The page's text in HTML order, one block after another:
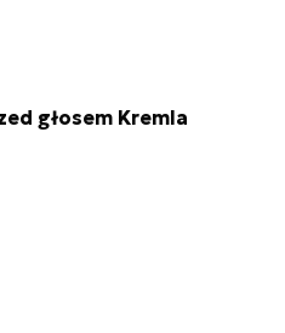
głosem Kremla